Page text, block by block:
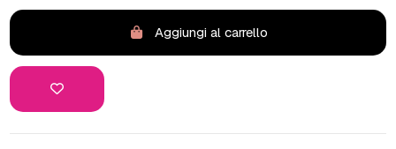
Aggiungi al carrello